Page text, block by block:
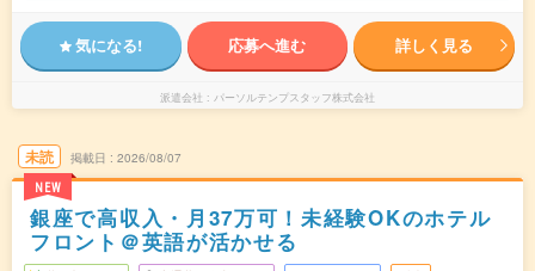
気になる! 応募へ進む 詳しく見る
派遣会社 パーソルテンプスタッフ株式会社
未読
NEW
掲載日 2026/08/07
銀座で高収入・月37万可！未経験OKのホテル
フロント＠英語が活かせる